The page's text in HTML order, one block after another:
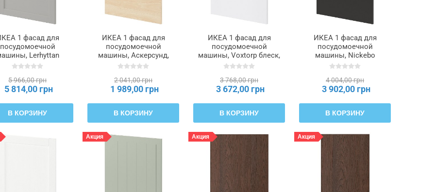
1 фасад для
посудомоечной
Lerhyttan
серый, 60 см
695.301.15
5 966,00 грн
5 814,00 грн
В КОРЗИНУ
ИКЕА 1 фасад для
посудомоечной
машины, Аскерсунд,
имитация светлого
МЕТОД, 995.300.72
2 041,00 грн
1 989,00 грн
В КОРЗИНУ
ИКЕА 1 фасад для
посудомоечной
машины, Voxtorp блеск,
белый цвет, 60 см
695.301.58
3 768,00 грн
3 672,00 грн
В КОРЗИНУ
ИКЕА 1 фасад для
посудомоечной
машины, Nickebo
матовый антрацит, 60
095.301.18
4 004,00 грн
3 902,00 грн
В КОРЗИНУ
Акция Акция Акция